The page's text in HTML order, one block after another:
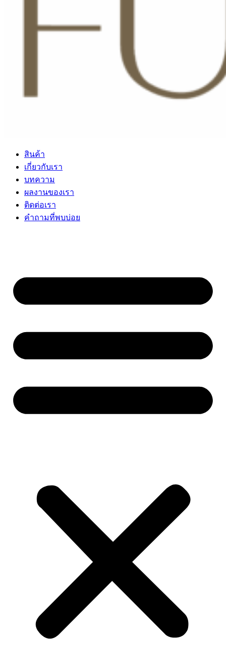
สินค้า
เกี่ยวกับเรา
บทความ
ผลงานของเรา
ติดต่อเรา
คำถามที่พบบ่อย